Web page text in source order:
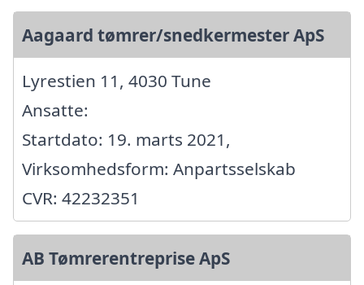
Aagaard tømrer/snedkermester ApS
Lyrestien 11, 4030 Tune
Ansatte:
Startdato: 19. marts 2021,
Virksomhedsform: Anpartsselskab
CVR: 42232351
AB Tømrerentreprise ApS